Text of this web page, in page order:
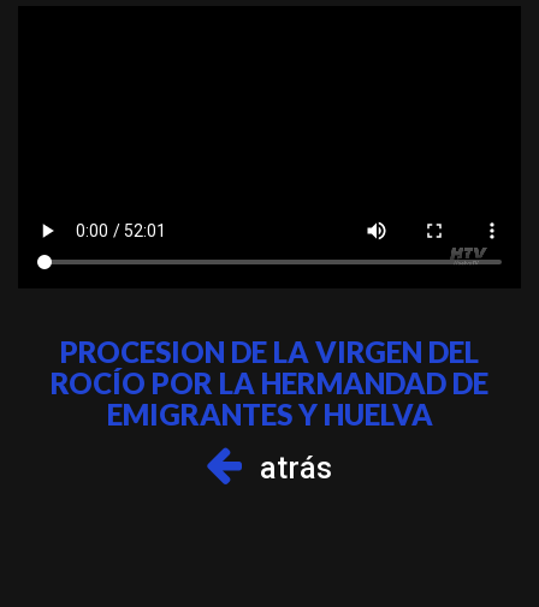
PROCESION DE LA VIRGEN DEL
ROCÍO POR LA HERMANDAD DE
EMIGRANTES Y HUELVA
atrás